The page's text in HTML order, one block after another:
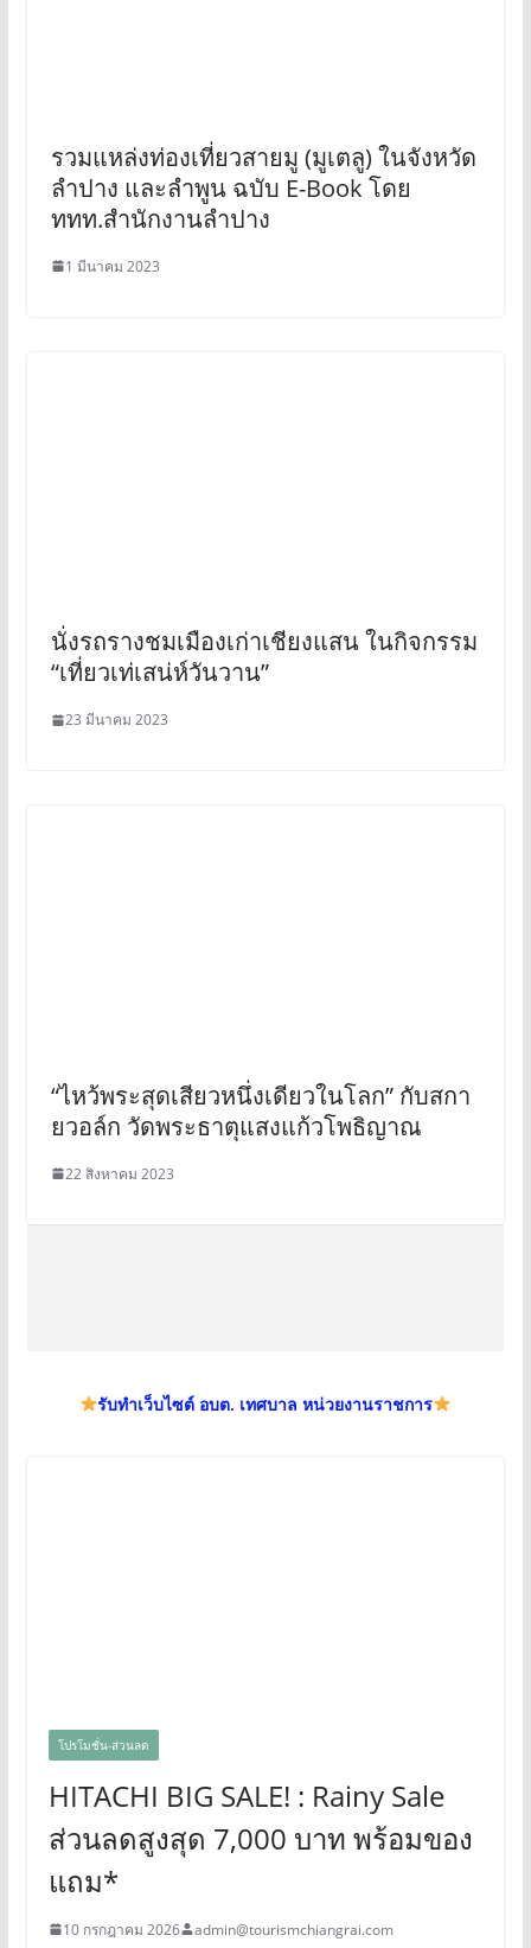
รวมแหล่งท่องเที่ยวสายมู (มูเตลู) ในจังหวัด
ลำปาง และลำพูน ฉบับ E-Book โดย
ททท.สำนักงานลำปาง
1 มีนาคม 2023
นั่งรถรางชมเมืองเก่าเชียงแสน ในกิจกรรม
“เที่ยวเท่เสน่ห์วันวาน”
23 มีนาคม 2023
“ไหว้พระสุดเสียวหนึ่งเดียวในโลก” กับสกา
ยวอล์ก วัดพระธาตุแสงแก้วโพธิญาณ
22 สิงหาคม 2023
รับทำเว็บไซต์ อบต. เทศบาล หน่วยงานราชการ
โปรโมชั่น-ส่วนลด
HITACHI BIG SALE! : Rainy Sale
ส่วนลดสูงสุด 7,000 บาท พร้อมของ
แถม*
10 กรกฎาคม 2026 admin@tourismchiangrai.com